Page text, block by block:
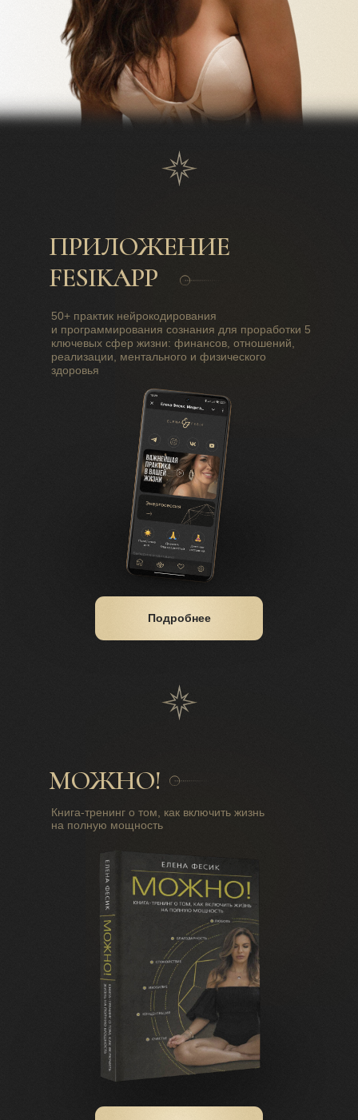
ПРИЛОЖЕНИЕ
FESIKAPP
50+ практик нейрокодирования
и программирования сознания для проработки 5
ключевых сфер жизни: финансов, отношений,
реализации, ментального и физического
здоровья
Подробнее
МОЖНО!
Книга-тренинг о том, как включить жизнь
на полную мощность